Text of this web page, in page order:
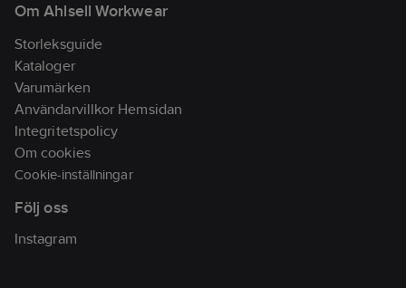
Om Ahlsell Workwear
Storleksguide
Kataloger
Varumärken
Användarvillkor Hemsidan
Integritetspolicy
Om cookies
Cookie-inställningar
Följ oss
Instagram